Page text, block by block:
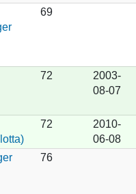
69
72
2003-
08-07
72
2010-
06-08
76